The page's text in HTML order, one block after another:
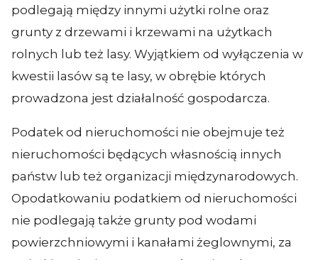
podlegają między innymi użytki rolne oraz
grunty z drzewami i krzewami na użytkach
rolnych lub też lasy. Wyjątkiem od wyłączenia w
kwestii lasów są te lasy, w obrębie których
prowadzona jest działalność gospodarcza.
Podatek od nieruchomości nie obejmuje też
nieruchomości będących własnością innych
państw lub też organizacji międzynarodowych.
Opodatkowaniu podatkiem od nieruchomości
nie podlegają także grunty pod wodami
powierzchniowymi i kanałami żeglownymi, za